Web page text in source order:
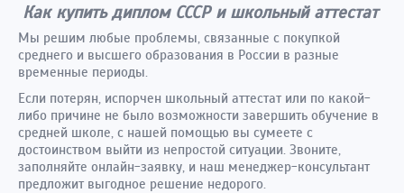
Как купить диплом СССР и школьный аттестат
Мы решим любые проблемы, связанные с покупкой
среднего и высшего образования в России в разные
временные периоды.
Если потерян, испорчен школьный аттестат или по какой-
либо причине не было возможности завершить обучение в
средней школе, с нашей помощью вы сумеете с
достоинством выйти из непростой ситуации. Звоните,
заполняйте онлайн-заявку, и наш менеджер-консультант
предложит выгодное решение недорого.